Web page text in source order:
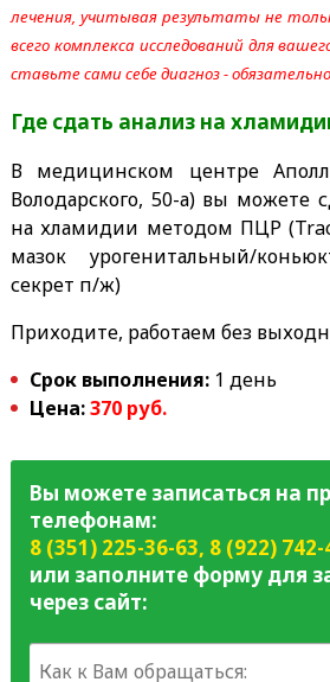
лечения, учитывая результаты не
всего комплекса исследований для
ставьте сами себе диагноз -
Где сдать анализ на
В медицинском центре
Володарского, 50-а) вы можете
на хламидии методом ПЦР
мазок урогенитальный/
секрет п/ж)
Приходите, работаем без
Срок выполнения:1 день
Цена:370 руб.
Вы можете записаться на
телефонам:
8 (351) 225-36-63, 8 (922) 742-
или заполните форму для
через сайт: